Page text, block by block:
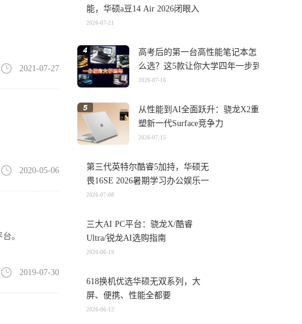
2021-07-27
2020-05-06
。
2019-07-30
能，华硕a豆14 Air 2026闭眼入
2026-07-21
高考后的第一台高性能笔记本怎
么选？这5款让你大学四年一步到
位
2026-07-16
从性能到AI全面跃升：骁龙X2重
塑新一代Surface竞争力
2026-07-15
第三代英特尔酷睿5加持，华硕无
畏16SE 2026暑期学习办公娱乐一
机搞定
2026-07-08
三大AI PC平台：骁龙X/酷睿
Ultra/锐龙AI选购指南
2026-06-19
618换机优选华硕无双系列，大
屏、便携、性能全都要
2026-06-12